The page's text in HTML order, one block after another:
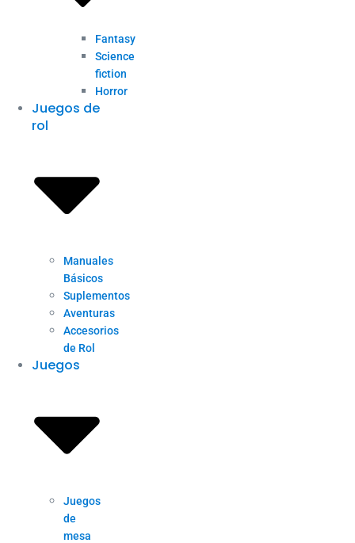
Fantasy
Science
fiction
Horror
Juegos de
rol
Manuales
Básicos
Suplementos
Aventuras
Accesorios
de Rol
Juegos
Juegos
de
mesa